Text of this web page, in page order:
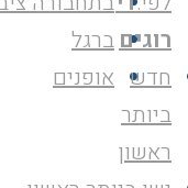
ברגל
אופנים
רוגים
חדש
ביותר
ראשון